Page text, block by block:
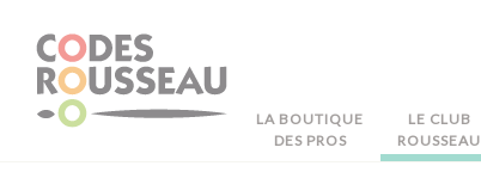
LA BOUTIQUE
DES PROS
LE CLUB
ROUSSEAU